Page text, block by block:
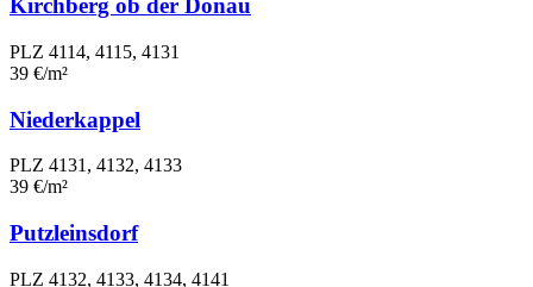
Kirchberg ob der Donau
PLZ 4114, 4115, 4131
39 €/m²
Niederkappel
PLZ 4131, 4132, 4133
39 €/m²
Putzleinsdorf
PLZ 4132, 4133, 4134, 4141